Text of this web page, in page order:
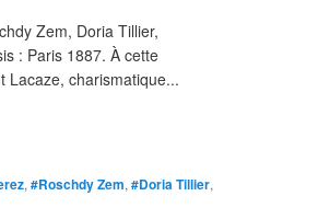
Zem, Doria Tillier,
: Paris 1887. À cette
Lacaze, charismatique...
, #Roschdy Zem, #Doria Tillier,